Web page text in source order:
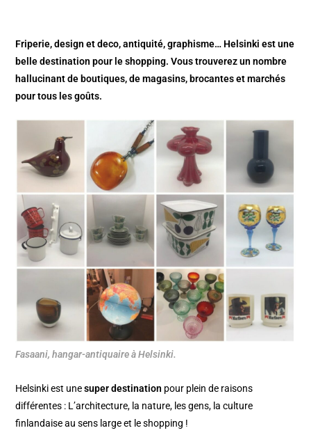
Friperie, design et deco, antiquité, graphisme… Helsinki est une
belle destination pour le shopping. Vous trouverez un nombre
hallucinant de boutiques, de magasins, brocantes et marchés
pour tous les goûts.
Fasaani, hangar-antiquaire à Helsinki.
Helsinki est unesuper destination pour plein de raisons
différentes : L’architecture, la nature, les gens, la culture
finlandaise au sens large et le shopping !